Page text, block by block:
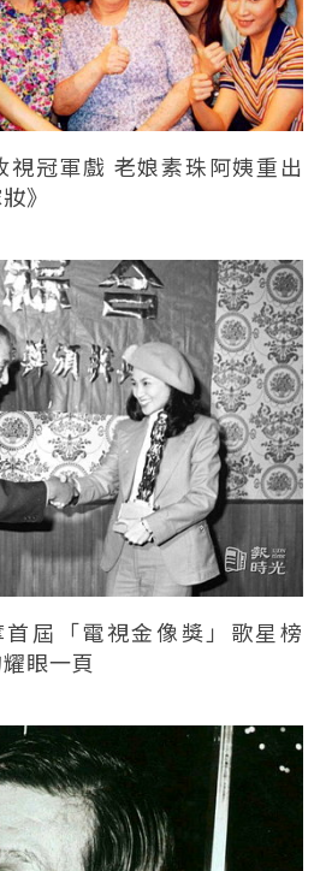
冠軍戲 老娘素珠阿姨重出
》
屆「電視金像獎」歌星榜
眼一頁